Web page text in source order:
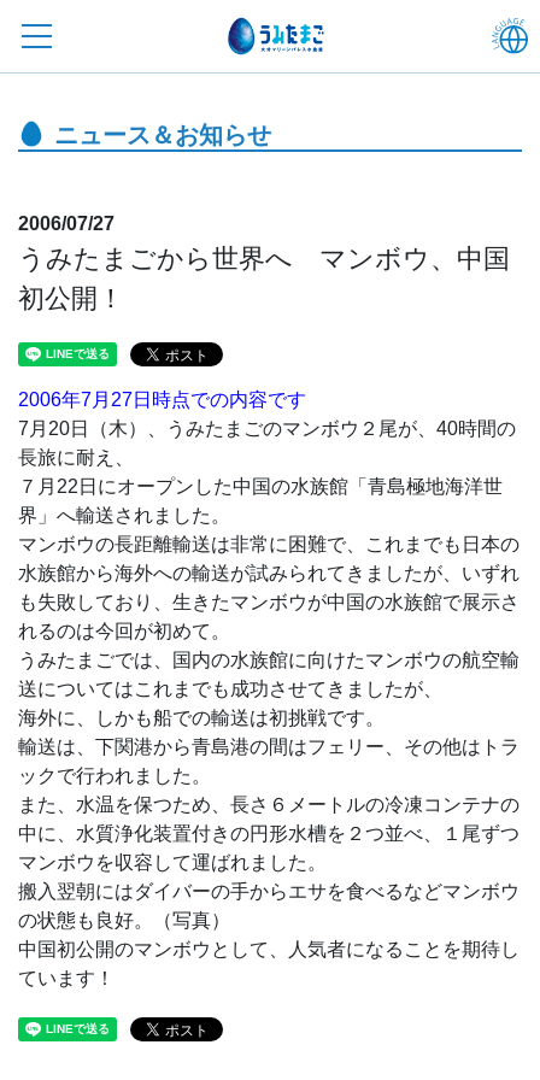
ニュース＆お知らせ
2006/07/27
うみたまごから世界へ マンボウ、中国
初公開！
2006年7月27日時点での内容です
7月20日（木）、うみたまごのマンボウ２尾が、40時間の
長旅に耐え、
７月22日にオープンした中国の水族館「青島極地海洋世
界」へ輸送されました。
マンボウの長距離輸送は非常に困難で、これまでも日本の
水族館から海外への輸送が試みられてきましたが、いずれ
も失敗しており、生きたマンボウが中国の水族館で展示さ
れるのは今回が初めて。
うみたまごでは、国内の水族館に向けたマンボウの航空輸
送についてはこれまでも成功させてきましたが、
海外に、しかも船での輸送は初挑戦です。
輸送は、下関港から青島港の間はフェリー、その他はトラ
ックで行われました。
また、水温を保つため、長さ６メートルの冷凍コンテナの
中に、水質浄化装置付きの円形水槽を２つ並べ、１尾ずつ
マンボウを収容して運ばれました。
搬入翌朝にはダイバーの手からエサを食べるなどマンボウ
の状態も良好。（写真）
中国初公開のマンボウとして、人気者になることを期待し
ています！